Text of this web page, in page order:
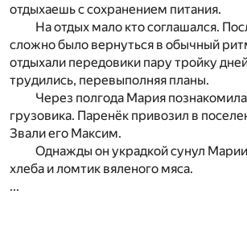
отдыхаешь с сохранением питания.
На отдых мало кто соглашался.
сложно было вернуться в обычный
отдыхали передовики пару тройку
трудились, перевыполняя планы.
Через полгода Мария
грузовика. Паренёк привозил в
Звали его Максим.
Однажды он украдкой сунул Марии
хлеба и ломтик вяленого мяса.
...